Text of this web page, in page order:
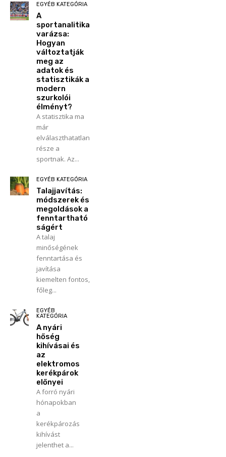
EGYÉB KATEGÓRIA
A
sportanalitika
varázsa:
Hogyan
változtatják
meg az
adatok és
statisztikák a
modern
szurkolói
élményt?
A statisztika ma
már
elválaszthatatlan
része a
sportnak. Az...
EGYÉB KATEGÓRIA
Talajjavítás:
módszerek és
megoldások a
fenntartható
ságért
A talaj
minőségének
fenntartása és
javítása
kiemelten fontos,
főleg...
EGYÉB
KATEGÓRIA
A nyári
hőség
kihívásai és
az
elektromos
kerékpárok
előnyei
A forró nyári
hónapokban
a
kerékpározás
kihívást
jelenthet a...